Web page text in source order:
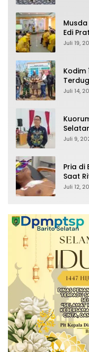
Edi
Partai
Juli 19,
Kodim
Sitaan
Juli 14,
Juli 9,
Pria di
Saat
Pelaku
Juli 12,